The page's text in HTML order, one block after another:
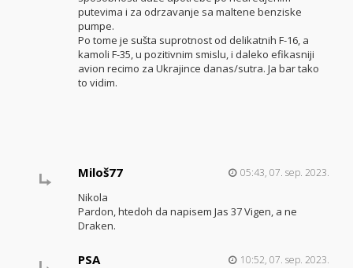
putevima i za odrzavanje sa maltene benziske
pumpe.
Po tome je sušta suprotnost od delikatnih F-16, a
kamoli F-35, u pozitivnim smislu, i daleko efikasniji
avion recimo za Ukrajince danas/sutra. Ja bar tako
to vidim.
Miloš77 05:43, 07. sep. 2023.
Nikola
Pardon, htedoh da napisem Jas 37 Vigen, a ne
Draken.
PSA 10:52, 07. sep. 2023.